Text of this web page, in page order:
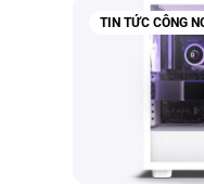
TIN TỨC CÔNG